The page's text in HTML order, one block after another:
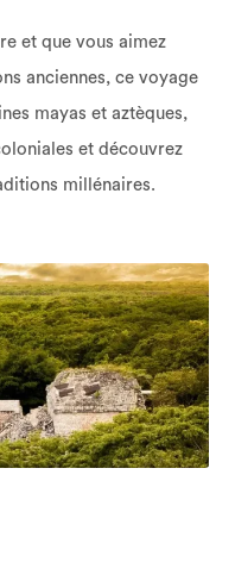
et que vous aimez
anciennes, ce voyage
mayas et aztèques,
et découvrez
millénaires.